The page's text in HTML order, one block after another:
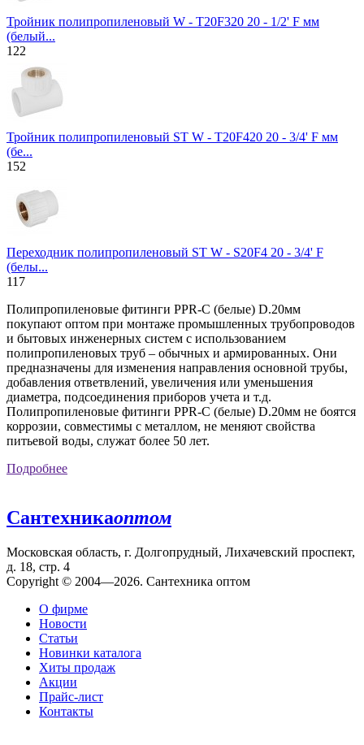
Тройник полипропиленовый W - T20F320 20 - 1/2' F мм
(белый...
122
Тройник полипропиленовый ST W - T20F420 20 - 3/4' F мм
(бе...
152
Переходник полипропиленовый ST W - S20F4 20 - 3/4' F
(белы...
117
Полипропиленовые фитинги PPR-C (белые) D.20мм
покупают оптом при монтаже промышленных трубопроводов
и бытовых инженерных систем с использованием
полипропиленовых труб – обычных и армированных. Они
предназначены для изменения направления основной трубы,
добавления ответвлений, увеличения или уменьшения
диаметра, подсоединения приборов учета и т.д.
Полипропиленовые фитинги PPR-C (белые) D.20мм не боятся
коррозии, совместимы с металлом, не меняют свойства
питьевой воды, служат более 50 лет.
Подробнее
Сантехникаоптом
Московская область, г. Долгопрудный, Лихачевский проспект,
д. 18, стр. 4
Copyright © 2004—2026. Сантехника оптом
О фирме
Новости
Статьи
Новинки каталога
Хиты продаж
Акции
Прайс-лист
Контакты